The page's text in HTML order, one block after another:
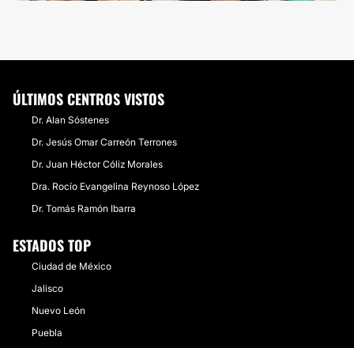
ÚLTIMOS CENTROS VISTOS
Dr. Alan Sóstenes
Dr. Jesús Omar Carreón Terrones
Dr. Juan Héctor Cóliz Morales
Dra. Rocío Evangelina Reynoso López
Dr. Tomás Ramón Ibarra
ESTADOS TOP
Ciudad de México
Jalisco
Nuevo León
Puebla